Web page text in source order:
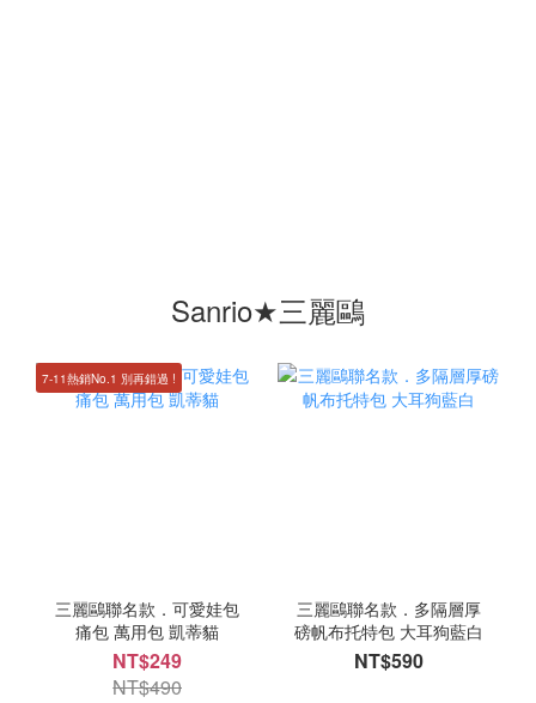
Sanrio★三麗鷗
7-11熱銷No.1 別再錯過 !
三麗鷗聯名款．可愛娃包
痛包 萬用包 凱蒂貓
NT$249
NT$490
三麗鷗聯名款．多隔層厚
磅帆布托特包 大耳狗藍白
NT$590